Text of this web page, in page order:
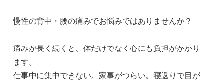
慢性の背中・腰の痛みでお悩みではありませんか？
痛みが長く続くと、体だけでなく心にも負担がかかり
ます。
仕事中に集中できない。家事がつらい。寝返りで目が